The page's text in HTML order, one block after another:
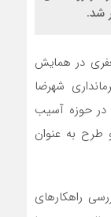
شد.
در همایش
شهرضا
این همایش ۱۰ موضوع در حوزه آسیب
طرح به عنوان
راهکارهای